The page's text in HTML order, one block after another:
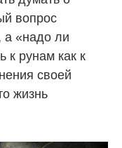
вопрос
а «надо ли
к рунам как к
своей
жизнь